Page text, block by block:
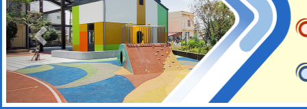
適應運動共學行動站研